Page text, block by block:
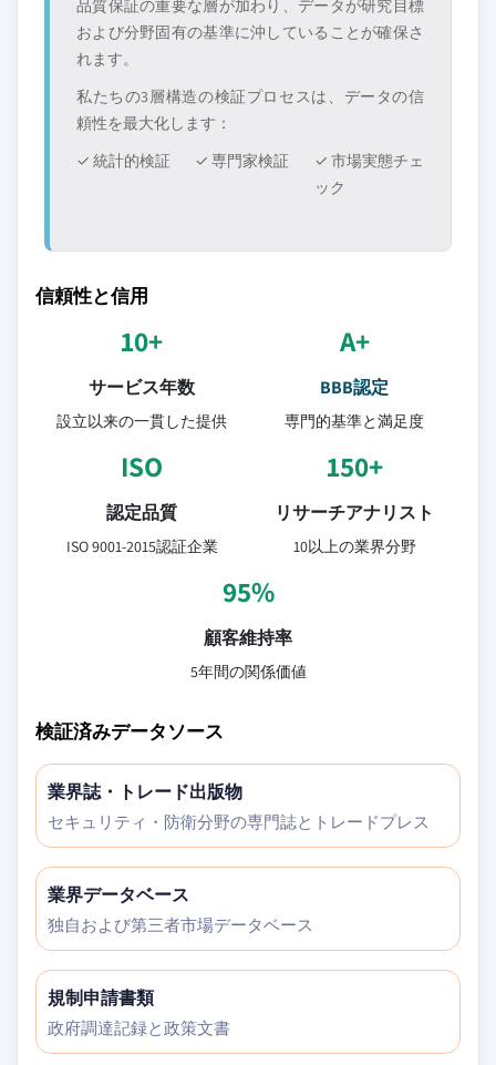
品質保証の重要な層が加わり、データが研究目標
および分野固有の基準に沖していることが確保さ
れます。
私たちの3層構造の検証プロセスは、データの信
頼性を最大化します：
✓ 統計的検証
✓ 専門家検証
✓ 市場実態チェ
ック
信頼性と信用
10+
サービス年数
設立以来の一貫した提供
A+
BBB認定
専門的基準と満足度
ISO
認定品質
ISO 9001-2015認証企業
150+
リサーチアナリスト
10以上の業界分野
95%
顧客維持率
5年間の関係価値
検証済みデータソース
業界誌・トレード出版物
セキュリティ・防衛分野の専門誌とトレードプレス
業界データベース
独自および第三者市場データベース
規制申請書類
政府調達記録と政策文書